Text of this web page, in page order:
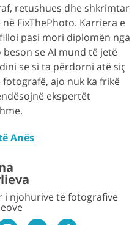
retushues dhe shkrimtar
FixThePhoto. Karriera e
pasi mori diplomën nga
se AI mund të jetë
se si ta përdorni atë siç
ajo nuk ka frikë
ekspertët
Anës
i njohurive të fotografive